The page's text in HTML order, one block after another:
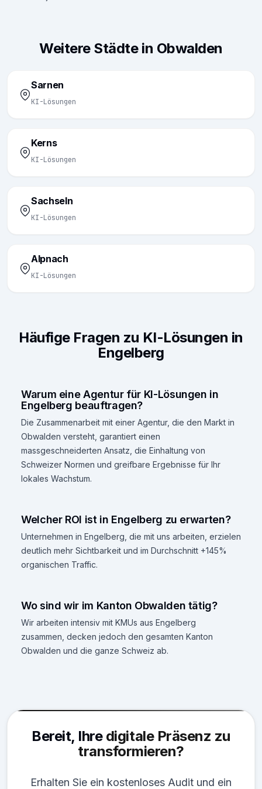
Weitere Städte in Obwalden
Sarnen
KI-Lösungen
Kerns
KI-Lösungen
Sachseln
KI-Lösungen
Alpnach
KI-Lösungen
Häufige Fragen zu KI-Lösungen in
Engelberg
Warum eine Agentur für KI-Lösungen in
Engelberg beauftragen?
Die Zusammenarbeit mit einer Agentur, die den Markt in
Obwalden versteht, garantiert einen
massgeschneiderten Ansatz, die Einhaltung von
Schweizer Normen und greifbare Ergebnisse für Ihr
lokales Wachstum.
Welcher ROI ist in Engelberg zu erwarten?
Unternehmen in Engelberg, die mit uns arbeiten, erzielen
deutlich mehr Sichtbarkeit und im Durchschnitt +145%
organischen Traffic.
Wo sind wir im Kanton Obwalden tätig?
Wir arbeiten intensiv mit KMUs aus Engelberg
zusammen, decken jedoch den gesamten Kanton
Obwalden und die ganze Schweiz ab.
Bereit, Ihre digitale Präsenz zu
transformieren?
Erhalten Sie ein kostenloses Audit und ein